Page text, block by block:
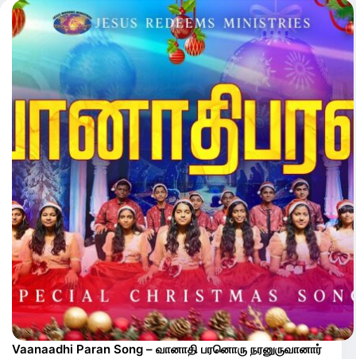
Vaanaadhi Paran Song – வானாதி பரனொரு நரனுருவானார்